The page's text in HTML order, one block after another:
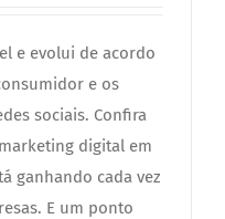
e evolui de acordo
e os
sociais. Confira
digital em
ganhando cada vez
E um ponto